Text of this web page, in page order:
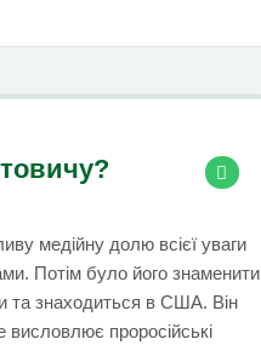
медійну долю всієї уваги
Потім було його знаменити
та знаходиться в США. Він
висловлює проросійські